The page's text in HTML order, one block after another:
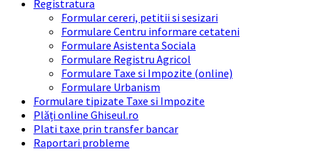
Registratura
Formular cereri, petitii si sesizari
Formulare Centru informare cetateni
Formulare Asistenta Sociala
Formulare Registru Agricol
Formulare Taxe si Impozite (online)
Formulare Urbanism
Formulare tipizate Taxe si Impozite
Plăți online Ghiseul.ro
Plati taxe prin transfer bancar
Raportari probleme